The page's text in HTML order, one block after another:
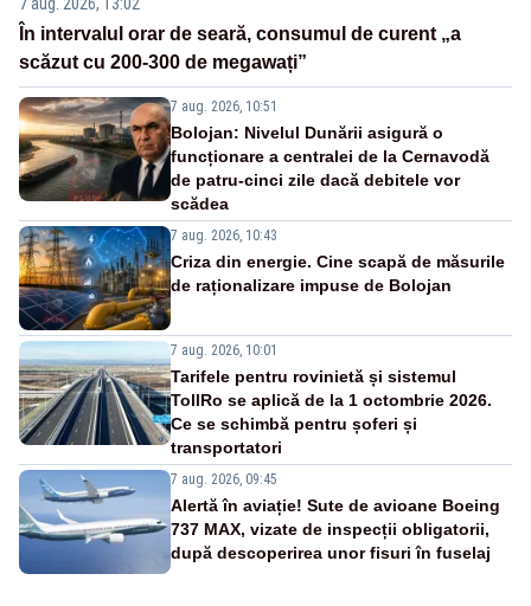
În intervalul orar de seară, consumul de curent „a
scăzut cu 200-300 de megawați”
7 aug. 2026, 10:51
Bolojan: Nivelul Dunării asigură o
funcționare a centralei de la Cernavodă
de patru-cinci zile dacă debitele vor
scădea
7 aug. 2026, 10:43
Criza din energie. Cine scapă de măsurile
de raționalizare impuse de Bolojan
7 aug. 2026, 10:01
Tarifele pentru rovinietă și sistemul
TollRo se aplică de la 1 octombrie 2026.
Ce se schimbă pentru șoferi și
transportatori
7 aug. 2026, 09:45
Alertă în aviație! Sute de avioane Boeing
737 MAX, vizate de inspecții obligatorii,
după descoperirea unor fisuri în fuselaj